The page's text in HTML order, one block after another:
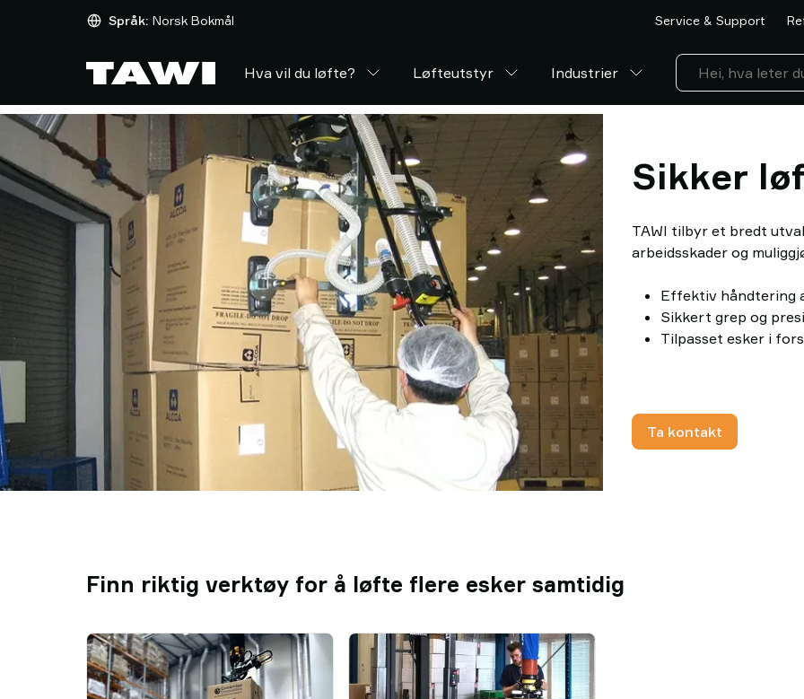
Språk: Norsk Bokmål Service & Support
Hva vil du løfte? Løfteutstyr Industrier
Sikker
TAWI tilbyr et bredt
arbeidsskader og
Effektiv håndtering
Sikkert grep og
Tilpasset esker i
Ta kontakt
Finn riktig verktøy for å løfte flere esker samtidig
Industrier
Service
&
Support
Referanser
Innsikt
Kontakt
oss
TAWI?